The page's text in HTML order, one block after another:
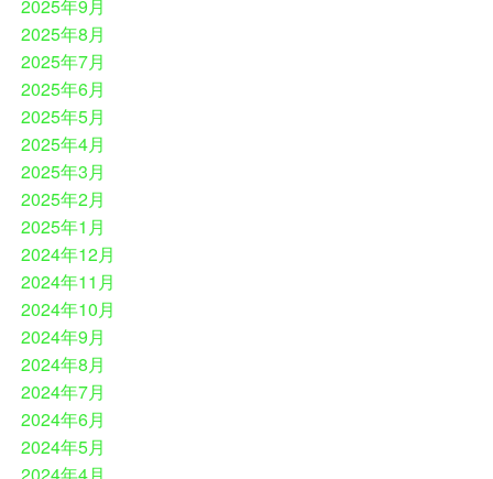
2025年9月
2025年8月
2025年7月
2025年6月
2025年5月
2025年4月
2025年3月
2025年2月
2025年1月
2024年12月
2024年11月
2024年10月
2024年9月
2024年8月
2024年7月
2024年6月
2024年5月